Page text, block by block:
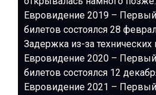
Евровидение 2019 –
билетов состоялся 28
Задержка из-за
Евровидение 2020 –
билетов состоялся 12
Евровидение 2021 –